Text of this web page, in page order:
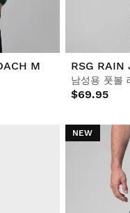
M RSG RAIN
남성용 풋볼
$69.95
NEW